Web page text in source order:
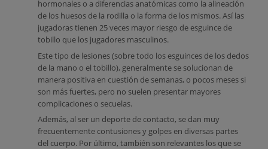
hormonales o a diferencias anatómicas como la alineación
de los huesos de la rodilla o la forma de los mismos. Así las
jugadoras tienen 25 veces mayor riesgo de esguince de
tobillo que los jugadores masculinos.
Este tipo de lesiones (sobre todo los esguinces de los dedos
de la mano o el tobillo), generalmente se solucionan de
manera positiva en cuestión de semanas, o pocos meses si
son más fuertes, pero no suelen presentar mayores
complicaciones o secuelas.
Además, al ser un deporte de contacto, se dan muy
frecuentemente contusiones y golpes en diversas partes
del cuerpo. Por último, también son relevantes los que se